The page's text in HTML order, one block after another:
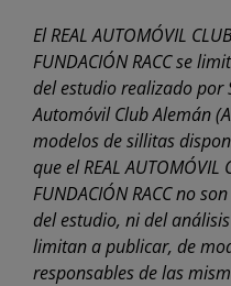
El REAL AUTOMÓVIL
FUNDACIÓN RACC se
del estudio realizado por
Automóvil Club Alemán
modelos de sillitas
que el REAL AUTOMÓVIL
FUNDACIÓN RACC no
del estudio, ni del
limitan a publicar, de
responsables de las